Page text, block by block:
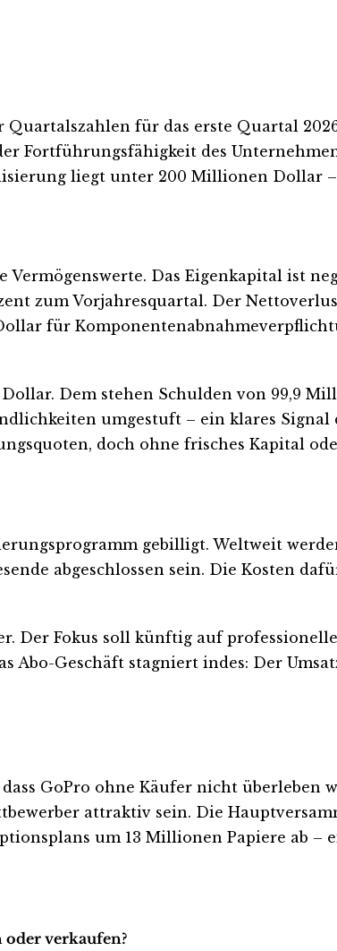
Quartalszahlen für das erste Quartal
Fortführungsfähigkeit des
liegt unter 200 Millionen Dollar
Das Eigenkapital ist
zum Vorjahresquartal. Der
für
Dem stehen Schulden von 99,9
umgestuft – ein klares Signal
doch ohne frisches Kapital
gebilligt. Weltweit
abgeschlossen sein. Die Kosten
Der Fokus soll künftig auf
Abo-Geschäft stagniert indes: Der
GoPro ohne Käufer nicht
attraktiv sein. Die
um 13 Millionen Papiere ab
oder verkaufen?